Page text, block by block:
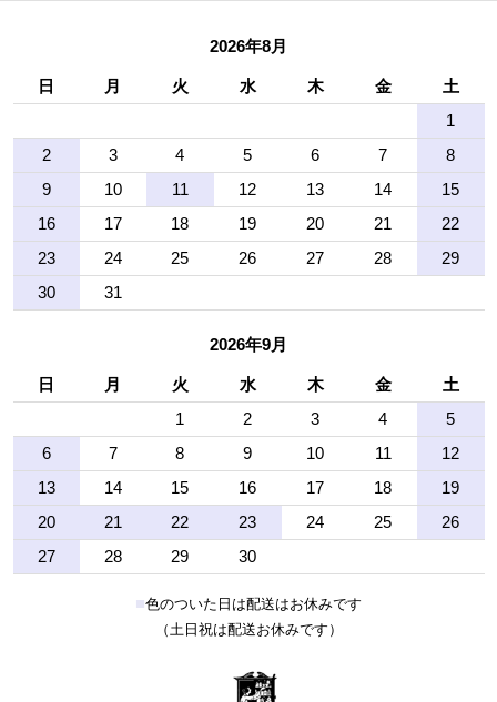
2026年8月
日 月 火 水 木 金
土
1
2
3 4 5 6 7
8
9
10 11 12 13 14
15
16
17 18 19 20 21
22
23
24 25 26 27 28
29
30
31
2026年9月
日 月 火 水 木 金
土
1
2 3 4
5
6
7 8 9 10 11
12
13
14 15 16 17 18
19
20
21 22 23 24 25
26
27
28 29 30
■色のついた日は配送はお休みです
（土日祝は配送お休みです）